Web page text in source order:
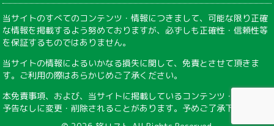
当サイトのすべてのコンテンツ・情報につきまして、可能な限り正確
な情報を掲載するよう努めておりますが、必ずしも正確性・信頼性等
を保証するものではありません。
当サイトの情報によるいかなる損失に関して、免責とさせて頂きま
す。ご利用の際はあらかじめご了承ください。
本免責事項、および、当サイトに掲載しているコンテンツ・情報は、
予告なしに変更・削除されることがあります。予めご了承下さい。